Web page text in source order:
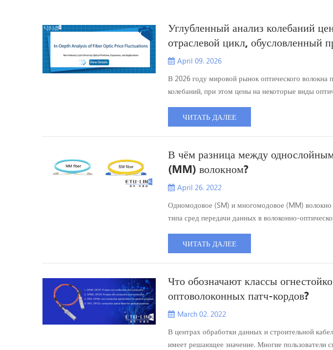
Углубленный анализ колебаний
отраслевой цикл, обусловленный
оптического волокна,
April 09. 2026
В 2026 году мировой рынок оптического волокна
колебаний, при этом цены на некоторые виды
дефицит заготовок для оптического волокна,
производственных мощностей по выпуску
ЧИТАТЬ ДАЛЕЕ
В чём разница между
(MM) волокном?
April 26. 2022
Одномодовое (SM) и многомодовое (MM)
типа сред передачи данных в волоконно-
передачи, дальность, стабильность и стоимость.
их определения, различия и области применения.
ЧИТАТЬ ДАЛЕЕ
Что обозначают классы
оптоволоконных патч-кордов?
March 02. 2022
В центрах обработки данных и строительной
имеет решающее значение. Многие пользователи